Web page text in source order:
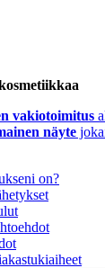
vakiotoimitus
näyte
on?